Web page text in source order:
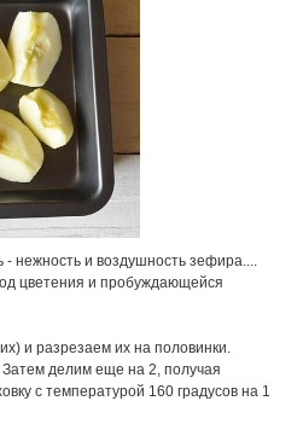
и воздушность зефира....
цветения и пробуждающейся
и разрезаем их на половинки.
делим еще на 2, получая
с температурой 160 градусов на 1